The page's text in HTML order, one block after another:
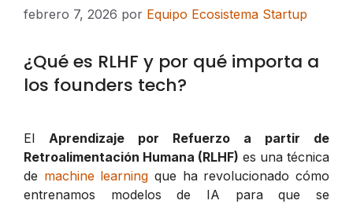
febrero 7, 2026 por Equipo Ecosistema Startup
¿Qué es RLHF y por qué importa a
los founders tech?
El Aprendizaje por Refuerzo a partir de
Retroalimentación Humana (RLHF) es una técnica
de machine learning que ha revolucionado cómo
entrenamos modelos de IA para que se